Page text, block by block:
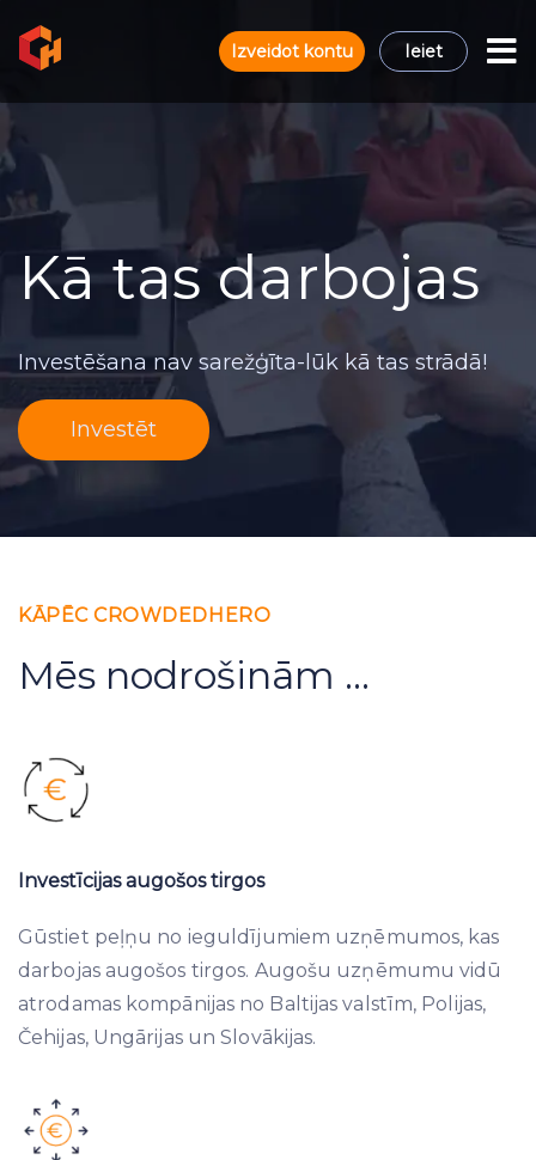
Izveidot kontu Ieiet
Kā tas darbojas
Investēšana nav sarežģīta-lūk kā tas strādā!
Investēt
KĀPĒC CROWDEDHERO
Mēs nodrošinām ...
Investīcijas augošos tirgos
Gūstiet peļņu no ieguldījumiem uzņēmumos, kas
darbojas augošos tirgos. Augošu uzņēmumu vidū
atrodamas kompānijas no Baltijas valstīm, Polijas,
Čehijas, Ungārijas un Slovākijas.